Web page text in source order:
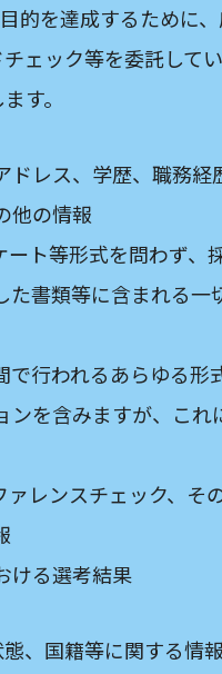
的を達成するために
ェック等を委託して
す。
ドレス、学歴、職務経
他の情報
ト等形式を問わず、
た書類等に含まれる一
行われるあらゆる形
ンを含みますが、これ
レンスチェック、そ
ける選考結果
、国籍等に関する情